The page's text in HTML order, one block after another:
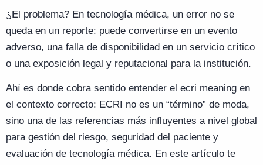
¿El problema? En tecnología médica, un error no se
queda en un reporte: puede convertirse en un evento
adverso, una falla de disponibilidad en un servicio crítico
o una exposición legal y reputacional para la institución.
Ahí es donde cobra sentido entender el ecri meaning en
el contexto correcto: ECRI no es un “término” de moda,
sino una de las referencias más influyentes a nivel global
para gestión del riesgo, seguridad del paciente y
evaluación de tecnología médica. En este artículo te